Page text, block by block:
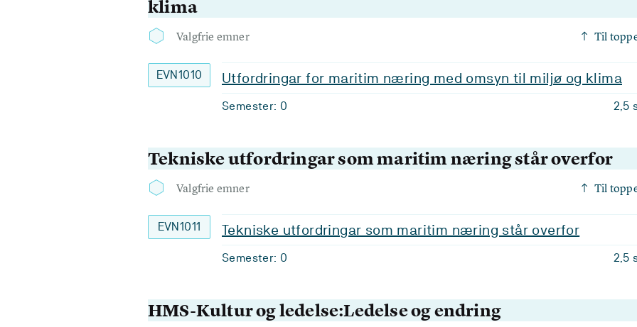
klima
Valgfrie emner Til
EVN1010 Utfordringar for maritim næring med omsyn til miljø og klima
Semester: 0 2,5
Tekniske utfordringar som maritim næring står overfor
Valgfrie emner Til
EVN1011 Tekniske utfordringar som maritim næring står overfor
Semester: 0 2,5
HMS-Kultur og ledelse:Ledelse og endring